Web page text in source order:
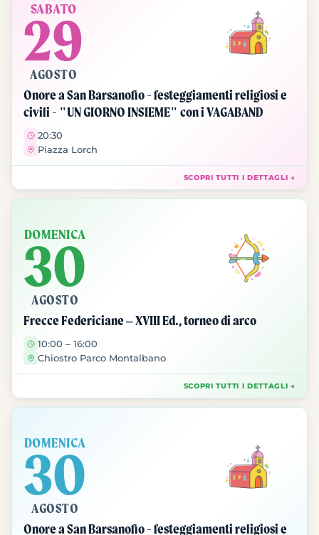
SABATO
29
AGOSTO
Onore a San Barsanofio - festeggiamenti religiosi e
civili - "UN GIORNO INSIEME" con i VAGABAND
20:30
Piazza Lorch
SCOPRI TUTTI I DETTAGLI →
DOMENICA
30
AGOSTO
Frecce Federiciane – XVIII Ed., torneo di arco
10:00 – 16:00
Chiostro Parco Montalbano
SCOPRI TUTTI I DETTAGLI →
DOMENICA
30
AGOSTO
Onore a San Barsanofio - festeggiamenti religiosi e